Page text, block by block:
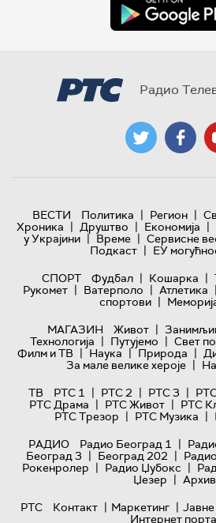
Радио
ВЕСТИ Политика | Регион |
Хроника | Друштво | Економија |
у Украјини | Време | Сервисне
Подкаст | ЕУ
СПОРТ
Фудбал | Кошарка |
Рукомет | Ватерполо | Атлетика |
спортови |
МАГАЗИН
Живот |
Технологијa | Путујемо | Свет
Филм и ТВ | Наука | Природа |
За мале велике хероје |
ТВ
РТС 1 | РТС 2 | РТС 3 |
РТС Драма | РТС Живот | РТС
РТС Трезор | РТС Музика |
РАДИО
Радио Београд 1 |
Београд 3 | Београд 202 |
Рокенролер | Радио Џубокс |
Џезер | Архив
РТС
Контакт | Маркетинг |
Интернет